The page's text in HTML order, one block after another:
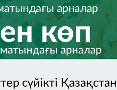
сүйікті